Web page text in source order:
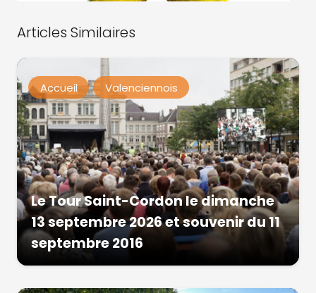
Articles Similaires
Accueil Valenciennois
Le Tour Saint-Cordon le dimanche
13 septembre 2026 et souvenir du 11
septembre 2016